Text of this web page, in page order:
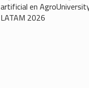
artificial en
LATAM 2026